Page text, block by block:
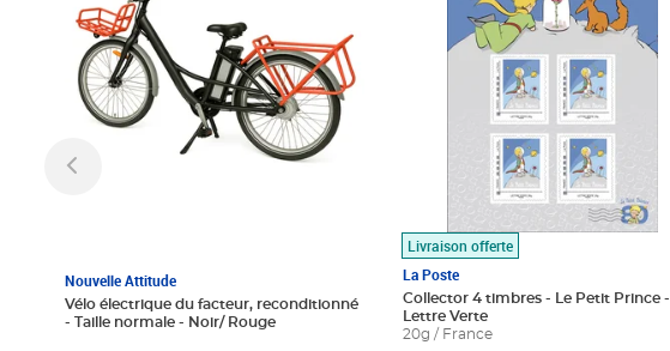
Nouvelle Attitude
Vélo électrique du facteur, reconditionné
- Taille normale - Noir/ Rouge
Livraison offerte
La Poste
Collector 4 timbres - Le Petit Prince -
Lettre Verte
20g / France